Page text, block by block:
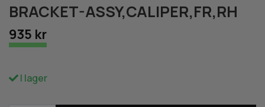
BRACKET-ASSY,CALIPER,FR,RH
935 kr
I lager